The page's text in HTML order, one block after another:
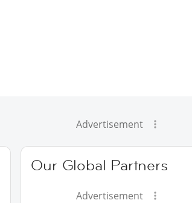
Advertisement
Our Global Partners
Advertisement